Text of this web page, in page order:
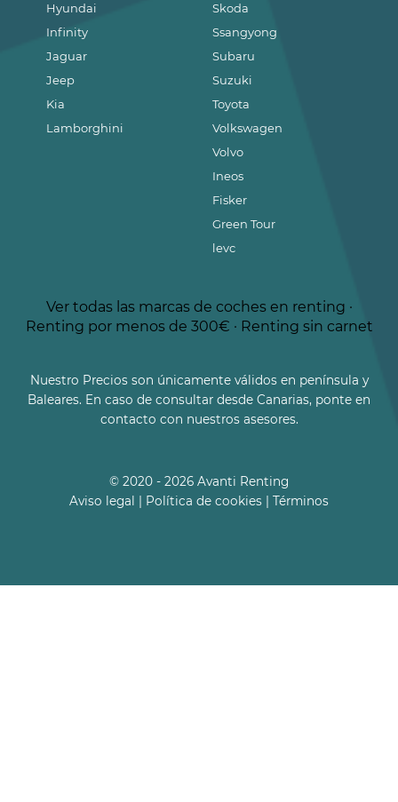
Hyundai
Infinity
Jaguar
Jeep
Kia
Lamborghini
Skoda
Ssangyong
Subaru
Suzuki
Toyota
Volkswagen
Volvo
Ineos
Fisker
Green Tour
levc
Ver todas las marcas de coches en renting ·
Renting por menos de 300€ · Renting sin carnet
Nuestro Precios son únicamente válidos en península y
Baleares. En caso de consultar desde Canarias, ponte en
contacto con nuestros asesores.
© 2020 - 2026 Avanti Renting
Aviso legal
Política de cookies Términos